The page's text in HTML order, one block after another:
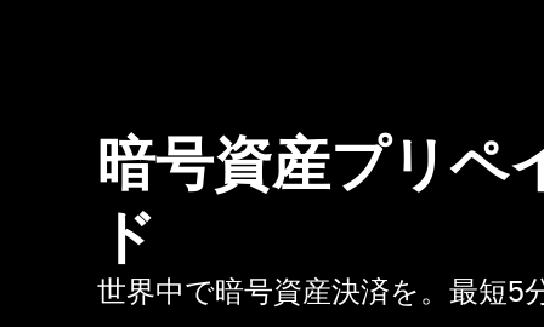
暗号資産プリペ
ド
世界中で暗号資産決済を。最短5